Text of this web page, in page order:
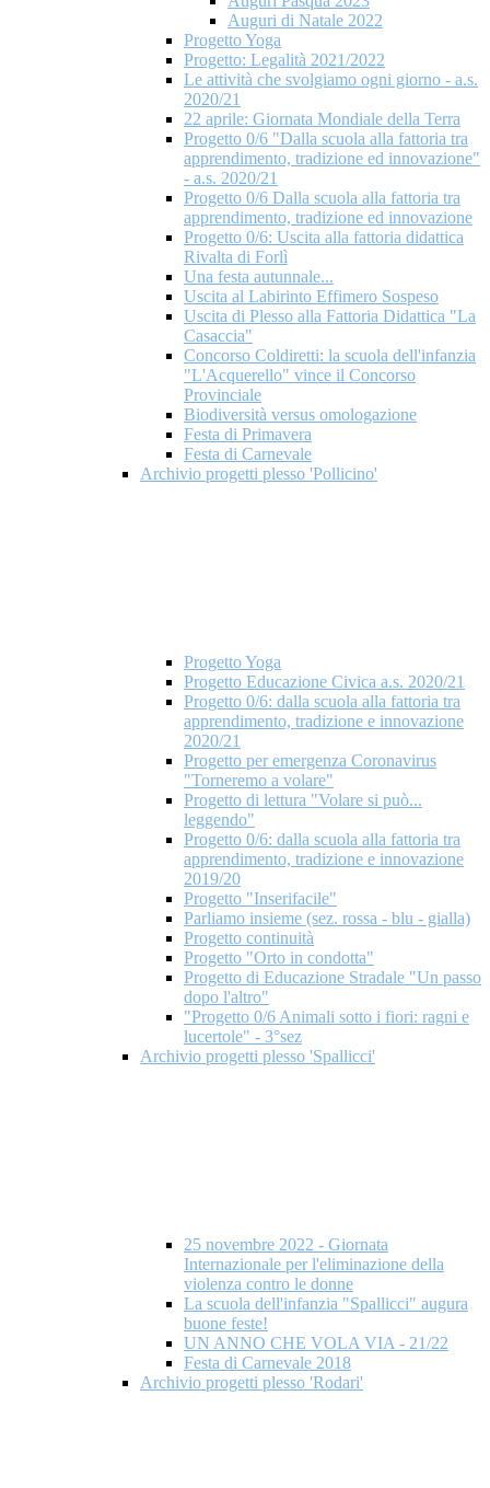
Auguri di Natale 2022
Progetto Yoga
Progetto: Legalità 2021/2022
Le attività che svolgiamo ogni giorno - a.s.
2020/21
22 aprile: Giornata Mondiale della Terra
Progetto 0/6 "Dalla scuola alla fattoria tra
apprendimento, tradizione ed innovazione"
- a.s. 2020/21
Progetto 0/6 Dalla scuola alla fattoria tra
apprendimento, tradizione ed innovazione
Progetto 0/6: Uscita alla fattoria didattica
Rivalta di Forlì
Una festa autunnale...
Uscita al Labirinto Effimero Sospeso
Uscita di Plesso alla Fattoria Didattica "La
Casaccia"
Concorso Coldiretti: la scuola dell'infanzia
"L'Acquerello" vince il Concorso
Provinciale
Biodiversità versus omologazione
Festa di Primavera
Festa di Carnevale
Archivio progetti plesso 'Pollicino'
Progetto Yoga
Progetto Educazione Civica a.s. 2020/21
Progetto 0/6: dalla scuola alla fattoria tra
apprendimento, tradizione e innovazione
2020/21
Progetto per emergenza Coronavirus
"Torneremo a volare"
Progetto di lettura "Volare si può...
leggendo"
Progetto 0/6: dalla scuola alla fattoria tra
apprendimento, tradizione e innovazione
2019/20
Progetto "Inserifacile"
Parliamo insieme (sez. rossa - blu - gialla)
Progetto continuità
Progetto "Orto in condotta"
Progetto di Educazione Stradale "Un passo
dopo l'altro"
"Progetto 0/6 Animali sotto i fiori: ragni e
lucertole" - 3°sez
Archivio progetti plesso 'Spallicci'
25 novembre 2022 - Giornata
Internazionale per l'eliminazione della
violenza contro le donne
La scuola dell'infanzia "Spallicci" augura
buone feste!
UN ANNO CHE VOLA VIA - 21/22
Festa di Carnevale 2018
Archivio progetti plesso 'Rodari'